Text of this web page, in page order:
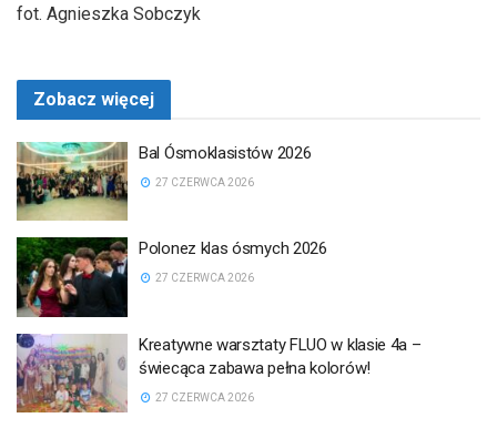
fot. Agnieszka Sobczyk
Zobacz więcej
Bal Ósmoklasistów 2026
27 CZERWCA 2026
Polonez klas ósmych 2026
27 CZERWCA 2026
Kreatywne warsztaty FLUO w klasie 4a –
świecąca zabawa pełna kolorów!
27 CZERWCA 2026